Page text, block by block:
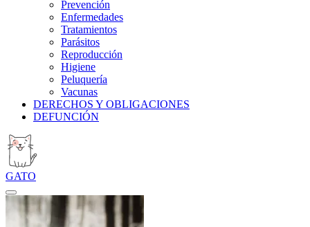
Prevención
Enfermedades
Tratamientos
Parásitos
Reproducción
Higiene
Peluquería
Vacunas
DERECHOS Y OBLIGACIONES
DEFUNCIÓN
GATO